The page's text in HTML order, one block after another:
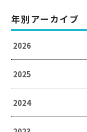
年別アーカイブ
2026
2025
2024